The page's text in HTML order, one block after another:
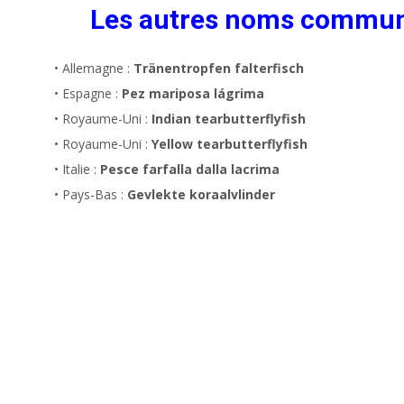
Les autres noms
• Allemagne : Tränentropfen falterfisch
• Espagne : Pez mariposa lágrima
• Royaume-Uni : Indian tearbutterflyfish
• Royaume-Uni : Yellow tearbutterflyfish
• Italie : Pesce farfalla dalla lacrima
• Pays-Bas : Gevlekte koraalvlinder